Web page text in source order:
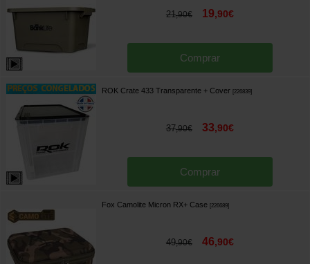
21,90€ 19,90€
Comprar
ROK Crate 433 Transparente + Cover [226839]
37,90€ 33,90€
Comprar
Fox Camolite Micron RX+ Case [226689]
49,90€ 46,90€